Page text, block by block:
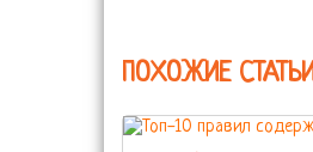
ПОХОЖИЕ